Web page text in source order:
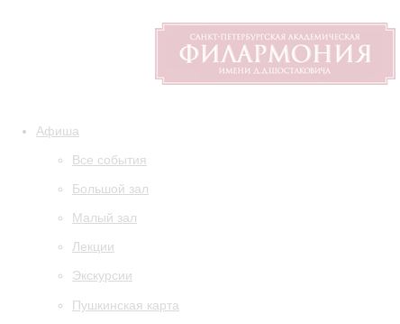
Афиша
Все события
Большой зал
Малый зал
Лекции
Экскурсии
Пушкинская карта